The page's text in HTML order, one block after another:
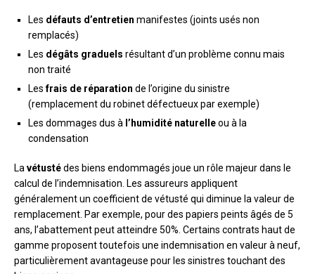
Les défauts d’entretien manifestes (joints usés non
remplacés)
Les dégâts graduels résultant d’un problème connu mais
non traité
Lesfrais de réparation de l’origine du sinistre
(remplacement du robinet défectueux par exemple)
Les dommages dus à l’humidité naturelleou à la
condensation
La vétustédes biens endommagés joue un rôle majeur dans le
calcul de l’indemnisation. Les assureurs appliquent
généralement un coefficient de vétusté qui diminue la valeur de
remplacement. Par exemple, pour des papiers peints âgés de 5
ans, l’abattement peut atteindre 50%. Certains contrats haut de
gamme proposent toutefois une indemnisation en valeur à neuf,
particulièrement avantageuse pour les sinistres touchant des